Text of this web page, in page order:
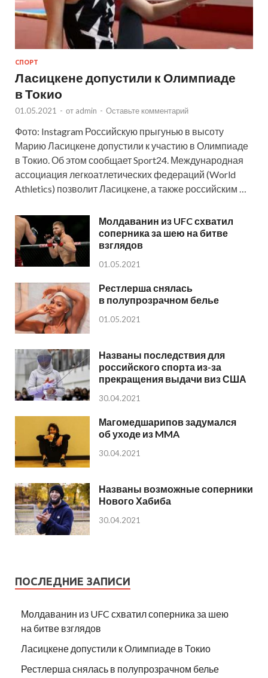
СПОРТ
Ласицкене допустили к Олимпиаде
в Токио
01.05.2021 - от admin - Оставьте комментарий
Фото: Instagram Российскую прыгунью в высоту
Марию Ласицкене допустили к участию в Олимпиаде
в Токио. Об этом сообщает Sport24. Международная
ассоциация легкоатлетических федераций (World
Athletics) позволит Ласицкене, а также российским …
Молдаванин из UFC схватил
соперника за шею на битве
взглядов
01.05.2021
Рестлерша снялась
в полупрозрачном белье
01.05.2021
Названы последствия для
российского спорта из-за
прекращения выдачи виз США
30.04.2021
Магомедшарипов задумался
об уходе из MMA
30.04.2021
Названы возможные соперники
Нового Хабиба
30.04.2021
ПОСЛЕДНИЕ ЗАПИСИ
Молдаванин из UFC схватил соперника за шею
на битве взглядов
Ласицкене допустили к Олимпиаде в Токио
Рестлерша снялась в полупрозрачном белье